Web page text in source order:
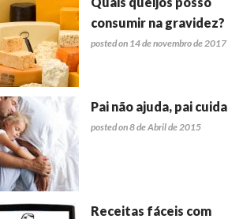
consumir na gravidez?
posted on 14 de novembro de 2017
Pai não ajuda, pai cuida
posted on 8 de Abril de 2015
Receitas fáceis com